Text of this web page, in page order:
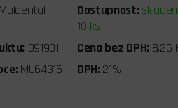
Dostupnost:
10 ks
091901 Cena bez DPH: 8,26
MU64316 DPH: 21%